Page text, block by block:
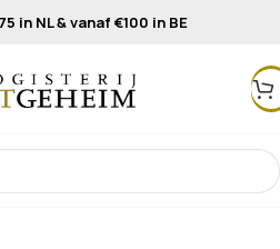
in NL & vanaf €100 in BE